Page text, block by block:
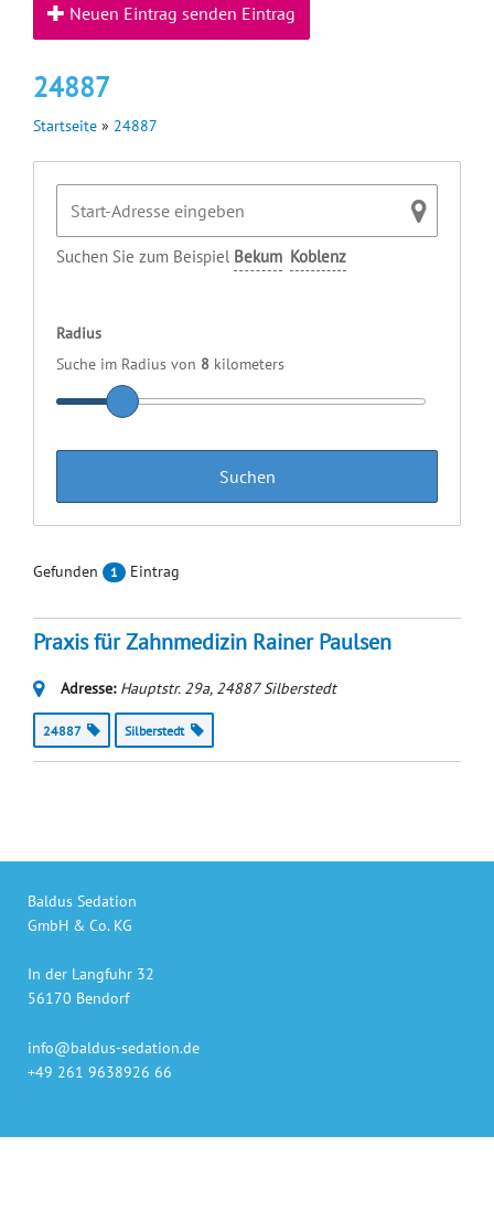
Neuen Eintrag senden Eintrag
24887
Startseite » 24887
Suchen Sie zum Beispiel Bekum Koblenz
Radius
Suche im Radius von 8 kilometers
Gefunden 1 Eintrag
Praxis für Zahnmedizin Rainer Paulsen
Adresse: Hauptstr. 29a, 24887Silberstedt
24887 Silberstedt
Baldus Sedation
GmbH & Co. KG
In der Langfuhr 32
56170 Bendorf
info@baldus-sedation.de
+49 261 9638926 66